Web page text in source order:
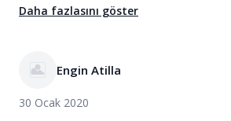
birbirlerini uyarmaktadırlar. Ayrıca,
Bazı ziyaretçiler, Dağyenice Göleti'ne
Daha fazlasını göster
Engin Atilla
30 Ocak 2020